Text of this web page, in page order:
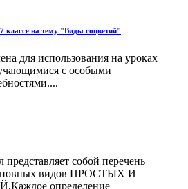
классе на тему "Виды соцветий"
для использования на уроках
с особыми
собой перечень
видов ПРОСТЫХ И
определение